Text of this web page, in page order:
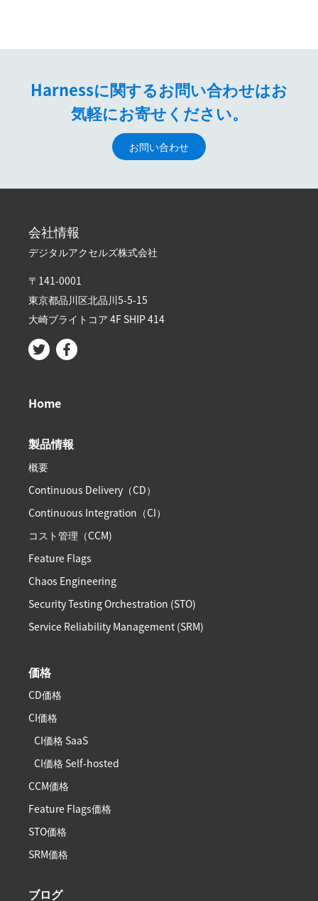
Harnessに関するお問い合わせはお
気軽にお寄せください。
お問い合わせ
会社情報
デジタルアクセルズ株式会社
〒141-0001
東京都品川区北品川5-5-15​
大崎ブライトコア 4F SHIP 414
Home
製品情報
概要
Continuous Delivery（CD）
Continuous Integration（CI）
コスト管理（CCM)
Feature Flags
Chaos Engineering
Security Testing Orchestration (STO)
Service Reliability Management (SRM)
価格
CD価格
CI価格
CI価格 SaaS
CI価格 Self-hosted
CCM価格
Feature Flags価格
STO価格
SRM価格
ブログ